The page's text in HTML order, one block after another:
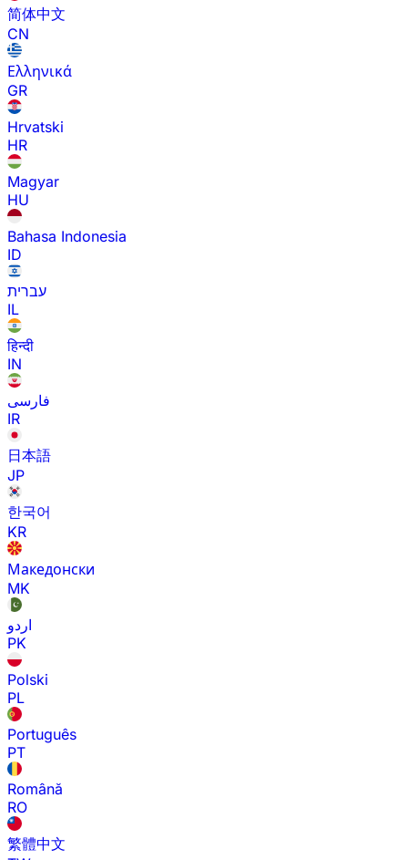
简体中文
CN
Ελληνικά
GR
Hrvatski
HR
Magyar
HU
Bahasa Indonesia
ID
עברית
IL
हिन्दी
IN
فارسی
IR
日本語
JP
한국어
KR
Македонски
MK
اردو
PK
Polski
PL
Português
PT
Română
RO
繁體中文